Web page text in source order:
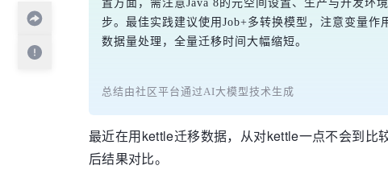
置方面，需注意Java 8的元空间设置、生产与开发环
步。最佳实践建议使用Job+多转换模型，注意变量
数据量处理，全量迁移时间大幅缩短。
总结由社区平台通过AI大模型技术生成
最近在用kettle迁移数据，从对kettle一点不会到比
后结果对比。